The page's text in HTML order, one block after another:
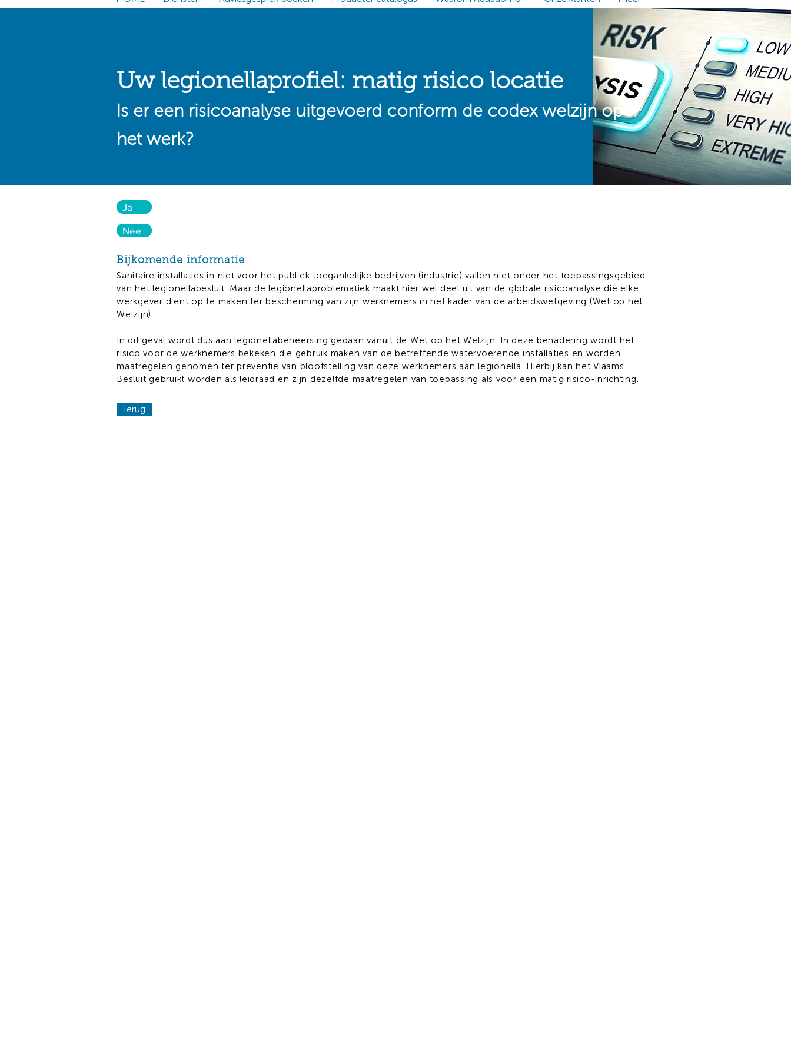
Uw legionellaprofiel: matig risico locatie
Is er een risicoanalyse uitgevoerd conform de codex welzijn op
het werk?
Ja
Nee
Bijkomende informatie​
Sanitaire installaties in niet voor het publiek toegankelijke bedrijven (industrie) vallen niet onder het toepassingsgebied
van het legionellabesluit. Maar de legionellaproblematiek maakt hier wel deel uit van de globale risicoanalyse die elke
werkgever dient op te maken ter bescherming van zijn werknemers in het kader van de arbeidswetgeving (Wet op het
Welzijn).
In dit geval wordt dus aan legionellabeheersing gedaan vanuit de Wet op het Welzijn. In deze benadering wordt het
risico voor de werknemers bekeken die gebruik maken van de betreffende watervoerende installaties en worden
maatregelen genomen ter preventie van blootstelling van deze werknemers aan legionella. Hierbij kan het Vlaams
Besluit gebruikt worden als leidraad en zijn dezelfde maatregelen van toepassing als voor een matig risico-inrichting.
Terug